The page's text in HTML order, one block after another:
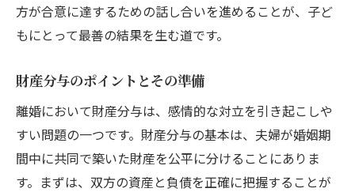
方が合意に達するための話し合いを進めることが、子ど
もにとって最善の結果を生む道です。
財産分与のポイントとその準備
離婚において財産分与は、感情的な対立を引き起こしや
すい問題の一つです。財産分与の基本は、夫婦が婚姻期
間中に共同で築いた財産を公平に分けることにありま
す。まずは、双方の資産と負債を正確に把握することが